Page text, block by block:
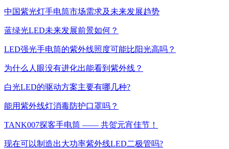
中国紫光灯手电筒市场需求及未来发展趋势
蓝绿光LED未来发展前景如何？
LED强光手电筒的紫外线照度可能比阳光高吗？
为什么人眼没有进化出能看到紫外线？
白光LED的驱动方案主要有哪几种?
能用紫外线灯消毒防护口罩吗？
TANK007探客手电筒 —— 共贺元宵佳节！
现在可以制造出大功率紫外线LED二极管吗?